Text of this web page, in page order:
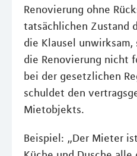
Renovierung ohne
tatsächlichen Zustand
die Klausel unwirksam,
die Renovierung nicht
bei der gesetzlichen
schuldet den
Mietobjekts.
Beispiel: „Der Mieter